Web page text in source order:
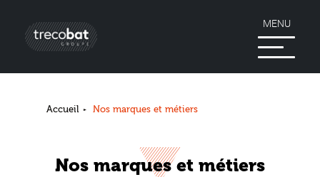
MENU
Accueil Nos marques et métiers
Nos marques et métiers